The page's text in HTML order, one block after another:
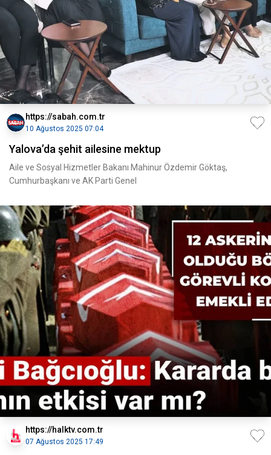
https://sabah.com.tr
10 Ağustos 2025 07:04
Yalova’da şehit ailesine mektup
Aile ve Sosyal Hizmetler Bakanı Mahinur Özdemir Göktaş,
Cumhurbaşkanı ve AK Parti Genel
https://halktv.com.tr
07 Ağustos 2025 17:49